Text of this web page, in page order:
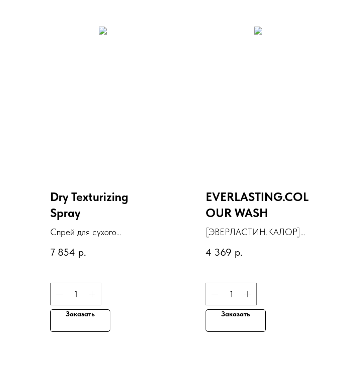
Dry Texturizing
Spray
Спрей для сухого
текстура"
7 854 р.
Заказать
EVERLASTING.COL
OUR WASH
[ЭВЕРЛАСТИН.КАЛОР]
стойкости цвета волос
4 369 р.
Заказать